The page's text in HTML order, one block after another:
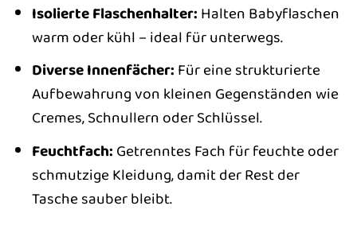
Isolierte Flaschenhalter: Halten Babyflaschen
warm oder kühl – ideal für unterwegs.
Diverse Innenfächer: Für eine strukturierte
Aufbewahrung von kleinen Gegenständen wie
Cremes, Schnullern oder Schlüssel.
Feuchtfach: Getrenntes Fach für feuchte oder
schmutzige Kleidung, damit der Rest der
Tasche sauber bleibt.